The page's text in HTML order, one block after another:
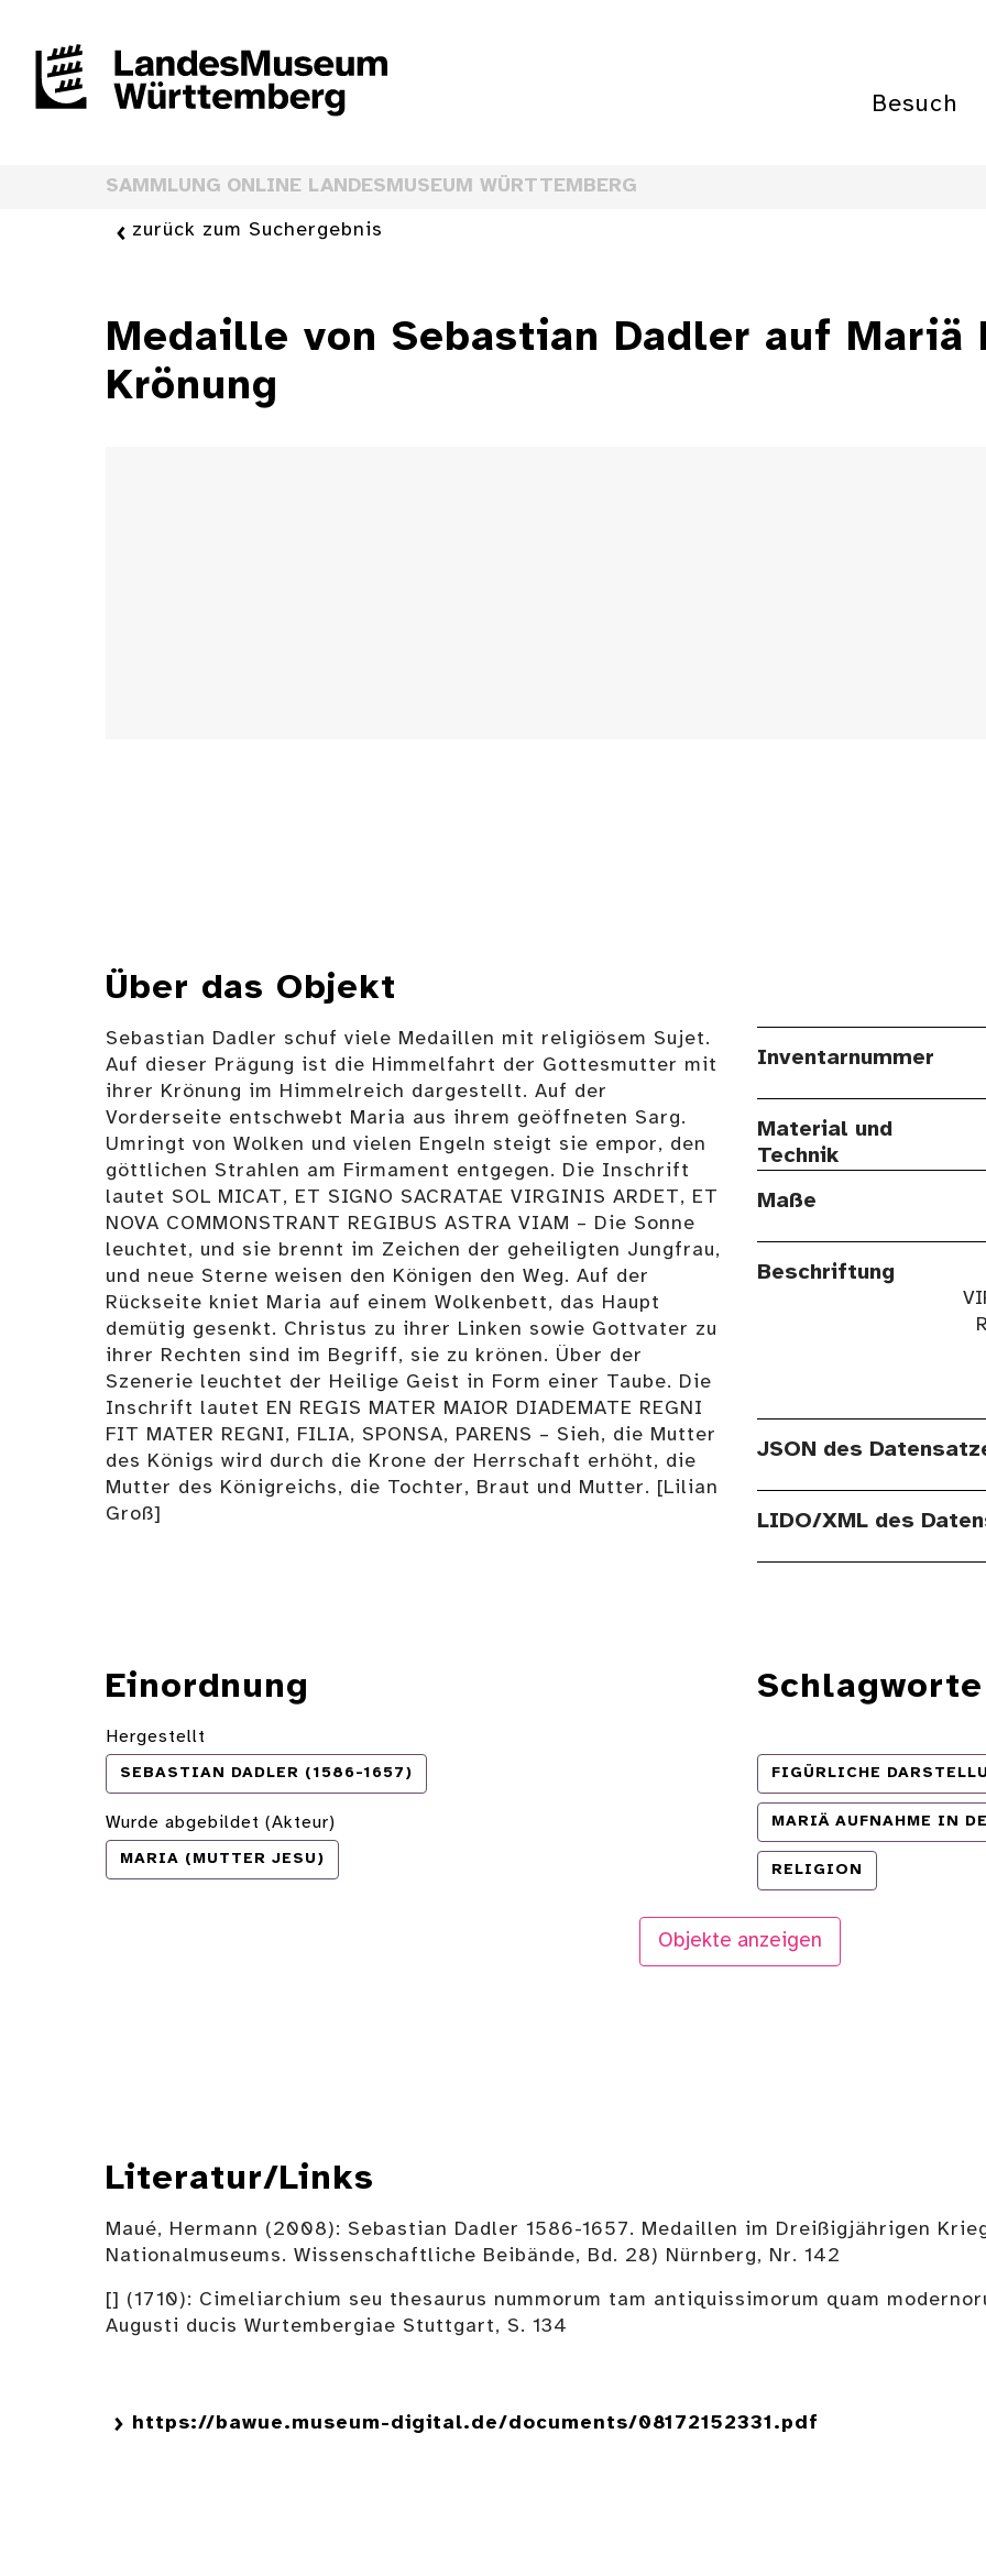
Besuch
SAMMLUNG ONLINE LANDESMUSEUM WÜRTTEMBERG
zurück zum Suchergebnis
Medaille von Sebastian Dadler auf Mariä
Krönung
Über das Objekt
Sebastian Dadler schuf viele Medaillen mit religiösem Sujet.
Auf dieser Prägung ist die Himmelfahrt der Gottesmutter mit
ihrer Krönung im Himmelreich dargestellt. Auf der
Vorderseite entschwebt Maria aus ihrem geöffneten Sarg.
Umringt von Wolken und vielen Engeln steigt sie empor, den
göttlichen Strahlen am Firmament entgegen. Die Inschrift
lautet SOL MICAT, ET SIGNO SACRATAE VIRGINIS ARDET, ET
NOVA COMMONSTRANT REGIBUS ASTRA VIAM – Die Sonne
leuchtet, und sie brennt im Zeichen der geheiligten Jungfrau,
und neue Sterne weisen den Königen den Weg. Auf der
Rückseite kniet Maria auf einem Wolkenbett, das Haupt
demütig gesenkt. Christus zu ihrer Linken sowie Gottvater zu
ihrer Rechten sind im Begriff, sie zu krönen. Über der
Szenerie leuchtet der Heilige Geist in Form einer Taube. Die
Inschrift lautet EN REGIS MATER MAIOR DIADEMATE REGNI
FIT MATER REGNI, FILIA, SPONSA, PARENS – Sieh, die Mutter
des Königs wird durch die Krone der Herrschaft erhöht, die
Mutter des Königreichs, die Tochter, Braut und Mutter. [Lilian
Groß]
Inventarnummer
Material und
Technik
Maße
Beschriftung
JSON des
LIDO/XML des
Einordnung
Hergestellt
SEBASTIAN DADLER (1586-1657)
Wurde abgebildet (Akteur)
MARIA (MUTTER JESU)
Schlagworte
FIGÜRLICHE
MARIÄ AUFNAHME IN
RELIGION
Objekte anzeigen
Literatur/Links
Maué, Hermann (2008): Sebastian Dadler 1586-1657. Medaillen im Dreißigjährigen
Nationalmuseums. Wissenschaftliche Beibände, Bd. 28) Nürnberg, Nr. 142
[] (1710): Cimeliarchium seu thesaurus nummorum tam antiquissimorum quam
Augusti ducis Wurtembergiae Stuttgart, S. 134
https://bawue.museum-digital.de/documents/08172152331.pdf